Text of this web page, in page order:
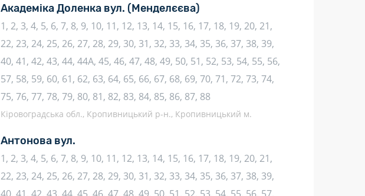
Академіка Доленка вул. (Менделєєва)
1, 2, 3, 4, 5, 6, 7, 8, 9, 10, 11, 12, 13, 14, 15, 16, 17, 18, 19, 20, 21,
22, 23, 24, 25, 26, 27, 28, 29, 30, 31, 32, 33, 34, 35, 36, 37, 38, 39,
40, 41, 42, 43, 44, 44А, 45, 46, 47, 48, 49, 50, 51, 52, 53, 54, 55, 56,
57, 58, 59, 60, 61, 62, 63, 64, 65, 66, 67, 68, 69, 70, 71, 72, 73, 74,
75, 76, 77, 78, 79, 80, 81, 82, 83, 84, 85, 86, 87, 88
Кіровоградська обл., Кропивницький р-н., Кропивницький м.
Антонова вул.
1, 2, 3, 4, 5, 6, 7, 8, 9, 10, 11, 12, 13, 14, 15, 16, 17, 18, 19, 20, 21,
22, 23, 24, 25, 26, 27, 28, 29, 30, 31, 32, 33, 34, 35, 36, 37, 38, 39,